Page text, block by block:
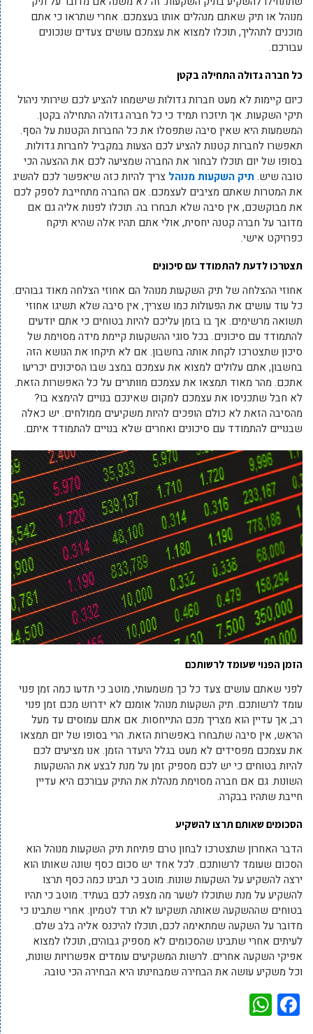
מנוהל או תיק שאתם מנהלים אותו בעצמכם. אחרי שתראו כי אתם
מוכנים לתהליך, תוכלו למצוא את עצמכם עושים צעדים שנכונים
עבורכם.
כל חברה גדולה התחילה בקטן
כיום קיימות לא מעט חברות גדולות שישמחו להציע לכם שירותי ניהול
תיקי השקעות. אך תיזכרו תמיד כי כל חברה גדולה התחילה בקטן.
המשמעות היא שאין סיבה שתפסלו את כל החברות הקטנות על הסף.
תאפשרו לחברות קטנות להציע לכם הצעות במקביל לחברות גדולות.
בסופו של יום תוכלו לבחור את החברה שמציעה לכם את ההצעה הכי
טובה שיש. תיק השקעות מנוהל צריך להיות כזה שיאפשר לכם להשיג
את המטרות שאתם מציבים לעצמכם. אם החברה מתחייבת לספק לכם
את מבוקשכם, אין סיבה שלא תבחרו בה. תוכלו לפנות אליה גם אם
מדובר על חברה קטנה יחסית, אולי אתם תהיו אלה שהיא תיקח
כפרויקט אישי.
תצטרכו לדעת להתמודד עם סיכונים
אחוזי ההצלחה של תיק השקעות מנוהל הם אחוזי הצלחה מאוד גבוהים.
כל עוד עושים את הפעולות כמו שצריך, אין סיבה שלא תשיגו אחוזי
תשואה מרשימים. אך בו בזמן עליכם להיות בטוחים כי אתם יודעים
להתמודד עם סיכונים. בכל סוגי ההשקעות קיימת מידה מסוימת של
סיכון שתצטרכו לקחת אותה בחשבון. אם לא תיקחו את הנושא הזה
בחשבון, אתם עלולים למצוא את עצמכם במצב שבו הסיכונים יכריעו
אתכם. מהר מאוד תמצאו את עצמכם מוותרים על כל האפשרות הזאת.
לא חבל שתכניסו את עצמכם למקום שאינכם בנויים להימצא בו?
מהסיבה הזאת לא כולם הופכים להיות משקיעים ממולחים. יש כאלה
שבנויים להתמודד עם סיכונים ואחרים שלא בנויים להתמודד איתם.
הזמן הפנוי שעומד לרשותכם
לפני שאתם עושים צעד כל כך משמעותי, מוטב כי תדעו כמה זמן פנוי
עומד לרשותכם. תיק השקעות מנוהל אומנם לא ידרוש מכם זמן פנוי
רב, אך עדיין הוא מצריך מכם התייחסות. אם אתם עמוסים עד מעל
הראש, אין סיבה שתבחרו באפשרות הזאת. הרי בסופו של יום תמצאו
את עצמכם מפסידים לא מעט בגלל היעדר הזמן. אנו מציעים לכם
להיות בטוחים כי יש לכם מספיק זמן על מנת לבצע את ההשקעות
השונות. גם אם חברה מסוימת מנהלת את התיק עבורכם היא עדיין
חייבת שתהיו בבקרה.
הסכומים שאותם תרצו להשקיע
הדבר האחרון שתצטרכו לבחון טרם פתיחת תיק השקעות מנוהל הוא
הסכום שעומד לרשותכם. לכל אחד יש סכום כסף שונה שאותו הוא
ירצה להשקיע על השקעות שונות. מוטב כי תבינו כמה כסף תרצו
להשקיע על מנת שתוכלו לשער מה מצפה לכם בעתיד. מוטב כי תהיו
בטוחים שההשקעה שאותה תשקיעו לא תרד לטמיון. אחרי שתבינו כי
מדובר על השקעה שמתאימה לכם, תוכלו להיכנס אליה בלב שלם.
לעיתים אחרי שתבינו שהסכומים לא מספיק גבוהים, תוכלו למצוא
אפיקי השקעה אחרים. לרשות המשקיעים עומדים אפשרויות שונות,
וכל משקיע עושה את הבחירה שמבחינתו היא הבחירה הכי טובה.
Facebook